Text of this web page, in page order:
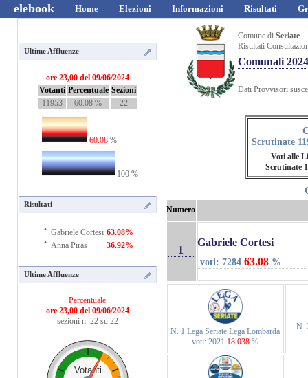
elebook Home Elezioni Informazioni Risultati
Ultime Affluenze
ore 23,00 del 09/06/2024
Votanti Percentuale Sezioni
11953
60.08 % 22
60.08 %
100 %
Risultati
· Gabriele Cortesi 63.08%
· Anna Piras 36.92%
Ultime Affluenze
Percentuale
ore 23,00 del 09/06/2024
sezioni n. 22 su 22
Votanti
Comune di Seriate
Risultati
Comunali 2024
Dati Provvisori
Scrutinate
Voti alle
Scrutinate
Numero
1
Gabriele Cortesi
voti: 728463.08 %
N. 1 Lega Seriate Lega Lombarda
voti: 2021 18.038 %
N.